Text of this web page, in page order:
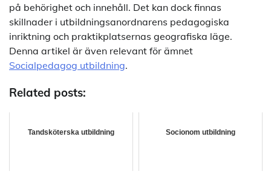
på behörighet och innehåll. Det kan dock finnas
skillnader i utbildningsanordnarens pedagogiska
inriktning och praktikplatsernas geografiska läge.
Denna artikel är även relevant för ämnet
Socialpedagog utbildning.
Related posts:
Tandsköterska utbildning Socionom utbildning